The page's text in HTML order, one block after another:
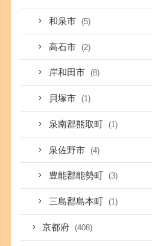
和泉市 (5)
高石市 (2)
岸和田市 (8)
貝塚市 (1)
泉南郡熊取町 (1)
泉佐野市 (4)
豊能郡能勢町 (3)
三島郡島本町 (1)
京都府 (408)